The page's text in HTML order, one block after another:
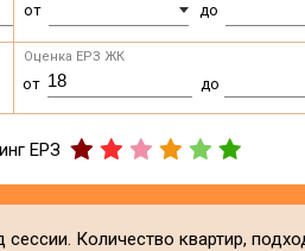
от до
Оценка ЕРЗ ЖК
от до
ЕРЗ
Количество квартир,